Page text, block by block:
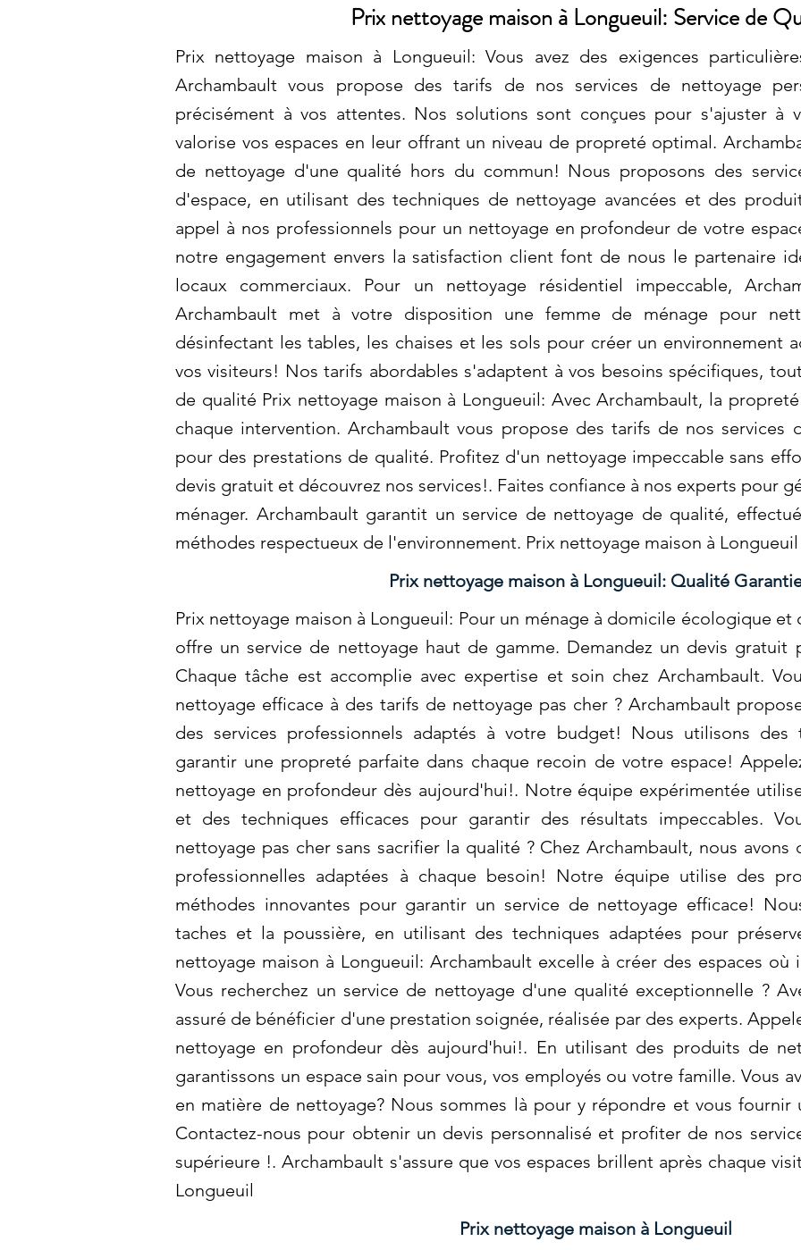
Prix nettoyage maison à Longueuil: Service de
Prix nettoyage maison à Longueuil: Vous avez des exigences
Archambault vous propose des tarifs de nos services de nettoyage
précisément à vos attentes. Nos solutions sont conçues pour s'ajuster à
valorise vos espaces en leur offrant un niveau de propreté optimal.
de nettoyage d'une qualité hors du commun! Nous proposons des
d'espace, en utilisant des techniques de nettoyage avancées et des
appel à nos professionnels pour un nettoyage en profondeur de votre
notre engagement envers la satisfaction client font de nous le partenaire
locaux commerciaux. Pour un nettoyage résidentiel impeccable,
Archambault met à votre disposition une femme de ménage pour
désinfectant les tables, les chaises et les sols pour créer un environnement
vos visiteurs! Nos tarifs abordables s'adaptent à vos besoins spécifiques,
de qualité Prix nettoyage maison à Longueuil: Avec Archambault, la
chaque intervention. Archambault vous propose des tarifs de nos services
pour des prestations de qualité. Profitez d'un nettoyage impeccable sans
devis gratuit et découvrez nos services!. Faites confiance à nos experts pour
ménager. Archambault garantit un service de nettoyage de qualité,
méthodes respectueux de l'environnement. Prix nettoyage maison à Longueuil
Prix nettoyage maison à Longueuil: Qualité
Prix nettoyage maison à Longueuil: Pour un ménage à domicile écologique
offre un service de nettoyage haut de gamme. Demandez un devis gratuit
Chaque tâche est accomplie avec expertise et soin chez Archambault.
nettoyage efficace à des tarifs de nettoyage pas cher ? Archambault
des services professionnels adaptés à votre budget! Nous utilisons des
garantir une propreté parfaite dans chaque recoin de votre espace!
nettoyage en profondeur dès aujourd'hui!. Notre équipe expérimentée
et des techniques efficaces pour garantir des résultats impeccables.
nettoyage pas cher sans sacrifier la qualité ? Chez Archambault, nous
professionnelles adaptées à chaque besoin! Notre équipe utilise des
méthodes innovantes pour garantir un service de nettoyage efficace!
taches et la poussière, en utilisant des techniques adaptées pour
nettoyage maison à Longueuil: Archambault excelle à créer des espaces
Vous recherchez un service de nettoyage d'une qualité exceptionnelle ?
assuré de bénéficier d'une prestation soignée, réalisée par des experts.
nettoyage en profondeur dès aujourd'hui!. En utilisant des produits de
garantissons un espace sain pour vous, vos employés ou votre famille. Vous
en matière de nettoyage? Nous sommes là pour y répondre et vous fournir
Contactez-nous pour obtenir un devis personnalisé et profiter de nos
supérieure !. Archambault s'assure que vos espaces brillent après chaque
Longueuil
Prix nettoyage maison à Longueuil